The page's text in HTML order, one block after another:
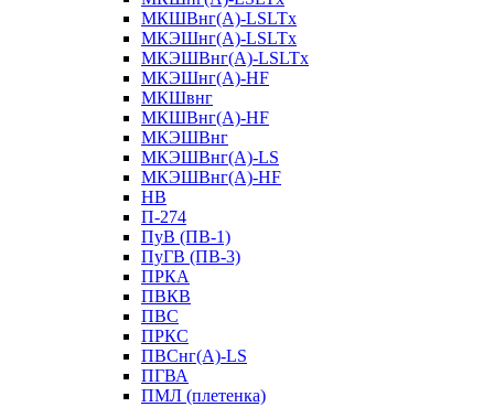
МКШВнг(A)-LSLTx
МКЭШнг(А)-LSLTx
МКЭШВнг(A)-LSLTx
МКЭШнг(А)-HF
МКШвнг
МКШВнг(А)-HF
МКЭШВнг
МКЭШВнг(А)-LS
МКЭШВнг(А)-HF
НВ
П-274
ПуВ (ПВ-1)
ПуГВ (ПВ-3)
ПРКА
ПВКВ
ПВС
ПРКС
ПВСнг(А)-LS
ПГВА
ПМЛ (плетенка)